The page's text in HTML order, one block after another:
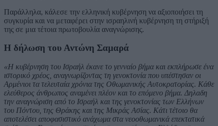
Παράλληλα, κάλεσε την ελληνική κυβέρνηση να αξιοποιήσει τη
συγκυρία και να μεταφέρει στην ισραηλινή κυβέρνηση τη στήριξή
της σε μια τέτοια πρωτοβουλία αναγνώρισης.
Η δήλωση του Αντώνη Σαμαρά
«Η κυβέρνηση του Ισραήλ έκανε το γενναίο βήμα και εκπλήρωσε ένα
ιστορικό χρέος, αναγνωρίζοντας τη γενοκτονία που υπέστησαν οι
Αρμένιοι τα τελευταία χρόνια της Οθωμανικής Αυτοκρατορίας. Κάθε
ελεύθερος άνθρωπος αναμένει πλέον και το επόμενο βήμα. Δηλαδη
την αναγνώριση από το Ισραήλ και της γενοκτονίας των Ελλήνων
του Πόντου, της Θράκης και της Μικράς Ασίας. Κάτι τέτοιο θα
αποτελέσει αποφασιστικό ανάχωμα στα νεοοθωμανικά επεκτατικά